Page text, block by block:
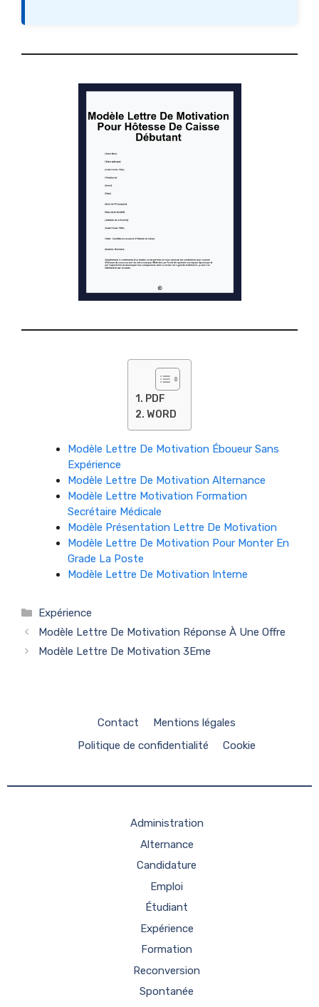
PDF
WORD
Modèle Lettre De Motivation Éboueur Sans
Expérience
Modèle Lettre De Motivation Alternance
Modèle Lettre Motivation Formation
Secrétaire Médicale
Modèle Présentation Lettre De Motivation
Modèle Lettre De Motivation Pour Monter En
Grade La Poste
Modèle Lettre De Motivation Interne
Catégories
Expérience
Modèle Lettre De Motivation Réponse À Une Offre
Modèle Lettre De Motivation 3Eme
Contact
Mentions légales
Politique de confidentialité
Cookie
Administration
Alternance
Candidature
Emploi
Étudiant
Expérience
Formation
Reconversion
Spontanée